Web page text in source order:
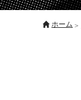
ホーム >